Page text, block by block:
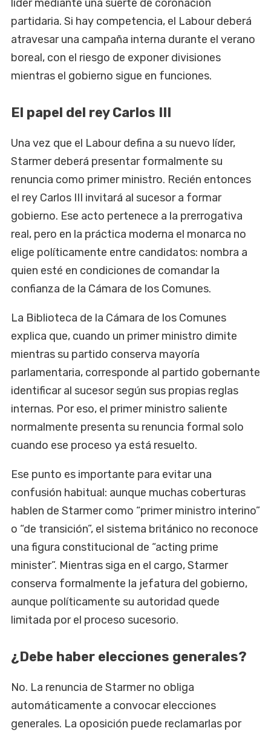
líder mediante una suerte de coronación
partidaria. Si hay competencia, el Labour deberá
atravesar una campaña interna durante el verano
boreal, con el riesgo de exponer divisiones
mientras el gobierno sigue en funciones.
El papel del rey Carlos III
Una vez que el Labour defina a su nuevo líder,
Starmer deberá presentar formalmente su
renuncia como primer ministro. Recién entonces
el rey Carlos III invitará al sucesor a formar
gobierno. Ese acto pertenece a la prerrogativa
real, pero en la práctica moderna el monarca no
elige políticamente entre candidatos: nombra a
quien esté en condiciones de comandar la
confianza de la Cámara de los Comunes.
La Biblioteca de la Cámara de los Comunes
explica que, cuando un primer ministro dimite
mientras su partido conserva mayoría
parlamentaria, corresponde al partido gobernante
identificar al sucesor según sus propias reglas
internas. Por eso, el primer ministro saliente
normalmente presenta su renuncia formal solo
cuando ese proceso ya está resuelto.
Ese punto es importante para evitar una
confusión habitual: aunque muchas coberturas
hablen de Starmer como “primer ministro interino”
o “de transición”, el sistema británico no reconoce
una figura constitucional de “acting prime
minister”. Mientras siga en el cargo, Starmer
conserva formalmente la jefatura del gobierno,
aunque políticamente su autoridad quede
limitada por el proceso sucesorio.
¿Debe haber elecciones generales?
No. La renuncia de Starmer no obliga
automáticamente a convocar elecciones
generales. La oposición puede reclamarlas por